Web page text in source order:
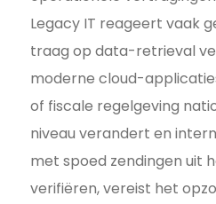
Legacy IT reageert vaak
traag op data-retrieval
moderne cloud-
of fiscale regelgeving
niveau verandert en
met spoed zendingen uit
verifiëren, vereist het